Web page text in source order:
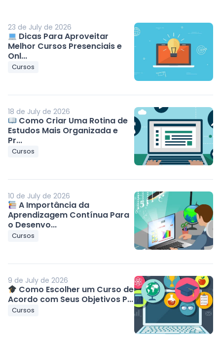
23 de July de 2026
Dicas Para Aproveitar
Melhor Cursos Presenciais e
Onl...
Cursos
18 de July de 2026
Como Criar Uma Rotina de
Estudos Mais Organizada e
Pr...
Cursos
10 de July de 2026
A Importância da
Aprendizagem Contínua Para
o Desenvo...
Cursos
9 de July de 2026
Como Escolher um Curso de
Acordo com Seus Objetivos P...
Cursos